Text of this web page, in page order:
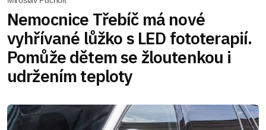
Nemocnice Třebíč má nové
vyhřívané lůžko s LED fototerapií.
Pomůže dětem se žloutenkou i
udržením teploty